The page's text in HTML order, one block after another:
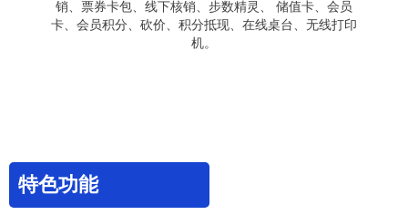
销、票券卡包、线下核销、步数精灵、 储值卡、会员
卡、会员积分、砍价、积分抵现、在线桌台、无线打印
机。
特色功能